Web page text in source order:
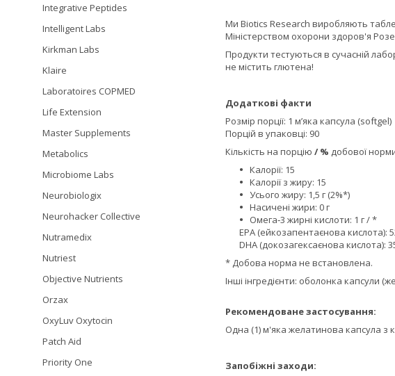
Ми Biotics Research виробляють
Міністерством охорони здоров'я
Продукти тестуються в сучасній
не містить глютена!
Додаткові факти
Розмір порції: 1 м’яка капсула (softgel)
Порцій в упаковці: 90
Кількість на порцію / % добової
Калорії: 15
Калорії з жиру: 15
Усього жиру: 1,5 г (2%*)
Насичені жири: 0 г
Омега‑3 жирні кислоти: 1 г / *
EPA (ейкозапентаєнова кислота):
DHA (докозагексаєнова кислота):
* Добова норма не встановлена.
Інші інгредієнти: оболонка капсули
Рекомендоване застосування:
Одна (1) м'яка желатинова капсула з
Запобіжні заходи:
Integrative Peptides
Intelligent Labs
Kirkman Labs
Klaire
Laboratoires COPMED
Life Extension
Master Supplements
Metabolics
Microbiome Labs
Neurobiologix
Neurohacker Collective
Nutramedix
Nutriest
Objective Nutrients
Orzax
OxyLuv Oxytocin
Patch Aid
Priority One